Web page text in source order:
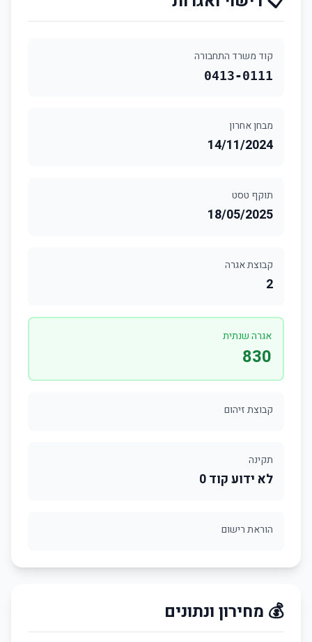
קוד משרד התחבורה
0413-0111
מבחן אחרון
14/11/2024
תוקף טסט
18/05/2025
קבוצת אגרה
2
אגרה שנתית
830
קבוצת זיהום
תקינה
לא ידוע קוד 0
הוראת רישום
💰 מחירון ונתונים